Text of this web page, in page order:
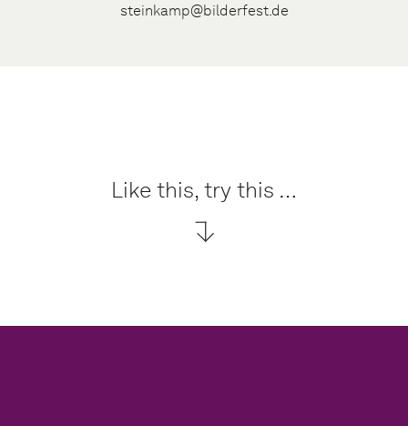
steinkamp@bilderfest.de
Like this, try this …